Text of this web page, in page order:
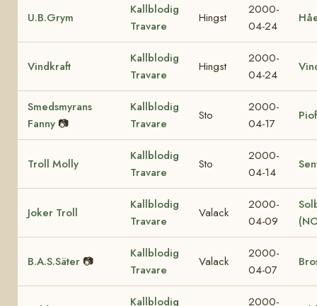
U.B.Grym
Kallblodig
Travare
Hingst
2000-
04-24
Vindkraft
Kallblodig
Travare
Hingst
2000-
04-24
Smedsmyrans
Fanny 📷
Kallblodig
Travare
Sto
2000-
04-17
Troll Molly
Kallblodig
Travare
Sto
2000-
04-14
Joker Troll
Kallblodig
Travare
Valack
2000-
04-09
B.A.S.Säter 📷
Kallblodig
Travare
Valack
2000-
04-07
Kallblodig
2000-